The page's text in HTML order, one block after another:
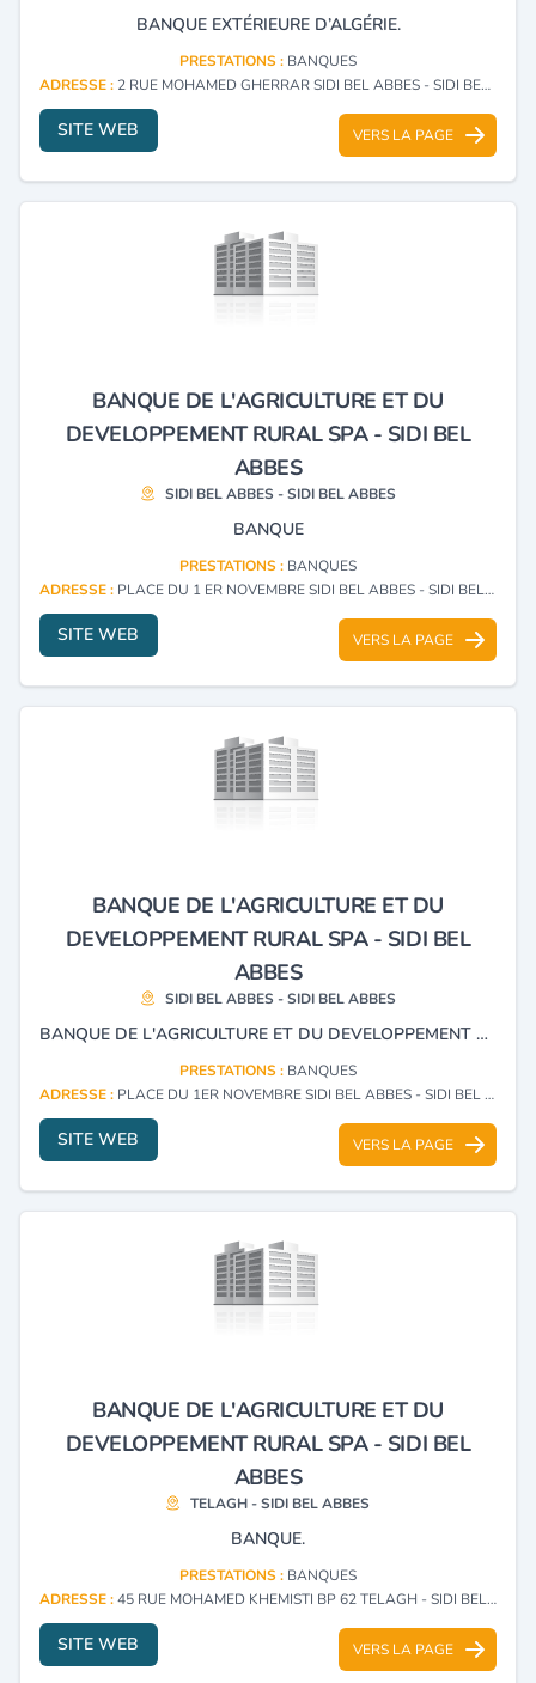
BANQUE EXTÉRIEURE D’ALGÉRIE.
PRESTATIONS : BANQUES
ADRESSE : 2 RUE MOHAMED GHERRAR SIDI BEL ABBES - SIDI BEL ABBES
SITE WEB VERS LA PAGE
BANQUE DE L'AGRICULTURE ET DU
DEVELOPPEMENT RURAL SPA - SIDI BEL
ABBES
SIDI BEL ABBES - SIDI BEL ABBES
BANQUE
PRESTATIONS : BANQUES
ADRESSE : PLACE DU 1 ER NOVEMBRE SIDI BEL ABBES - SIDI BEL ABBES
SITE WEB VERS LA PAGE
BANQUE DE L'AGRICULTURE ET DU
DEVELOPPEMENT RURAL SPA - SIDI BEL
ABBES
SIDI BEL ABBES - SIDI BEL ABBES
BANQUE DE L'AGRICULTURE ET DU DEVELOPPEMENT RURAL.
PRESTATIONS : BANQUES
ADRESSE : PLACE DU 1ER NOVEMBRE SIDI BEL ABBES - SIDI BEL ABBES
SITE WEB VERS LA PAGE
BANQUE DE L'AGRICULTURE ET DU
DEVELOPPEMENT RURAL SPA - SIDI BEL
ABBES
TELAGH - SIDI BEL ABBES
BANQUE.
PRESTATIONS : BANQUES
ADRESSE :45 RUE MOHAMED KHEMISTI BP 62 TELAGH - SIDI BEL ABBES
SITE WEB VERS LA PAGE